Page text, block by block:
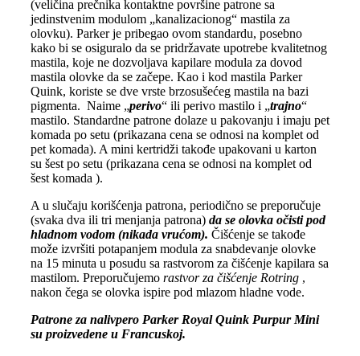
(veličina prečnika kontaktne površine patrone sa
jedinstvenim modulom „kanalizacionog“ mastila za
olovku). Parker je pribegao ovom standardu, posebno
kako bi se osiguralo da se pridržavate upotrebe kvalitetnog
mastila, koje ne dozvoljava kapilare modula za dovod
mastila olovke da se začepe. Kao i kod mastila Parker
Quink, koriste se dve vrste brzosušećeg mastila na bazi
pigmenta. Naime „perivo“ ili perivo mastilo i „trajno“
mastilo. Standardne patrone dolaze u pakovanju i imaju pet
komada po setu (prikazana cena se odnosi na komplet od
pet komada). A mini kertridži takođe upakovani u karton
su šest po setu (prikazana cena se odnosi na komplet od
šest komada ).
A u slučaju korišćenja patrona, periodično se preporučuje
(svaka dva ili tri menjanja patrona) da se olovka očisti pod
hladnom vodom (nikada vrućom). Čišćenje se takođe
može izvršiti potapanjem modula za snabdevanje olovke
na 15 minuta u posudu sa rastvorom za čišćenje kapilara sa
mastilom. Preporučujemo rastvor za čišćenje Rotring,
nakon čega se olovka ispire pod mlazom hladne vode.
Patrone za nalivpero Parker Royal Quink Purpur Mini
su proizvedene u Francuskoj.